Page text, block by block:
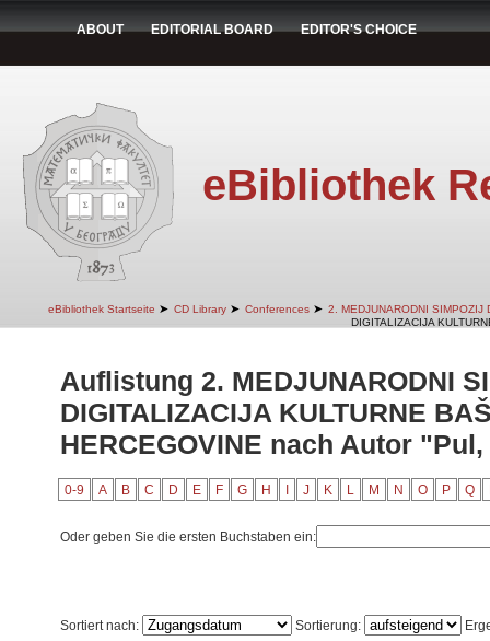
ABOUT EDITORIAL BOARD EDITOR'S CHOICE
eBibliothek
eBibliothek Startseite ➤ CD Library ➤ Conferences ➤ 2. MEDJUNARODNI SIMPOZIJ
DIGITALIZACIJA
Auflistung 2. MEDJUNARODNI
DIGITALIZACIJA KULTURNE
HERCEGOVINE nach Autor
0-9 A B C D E F G H J K L M N O P Q
Oder geben Sie die ersten Buchstaben ein:
Sortiert nach: Sortierung: